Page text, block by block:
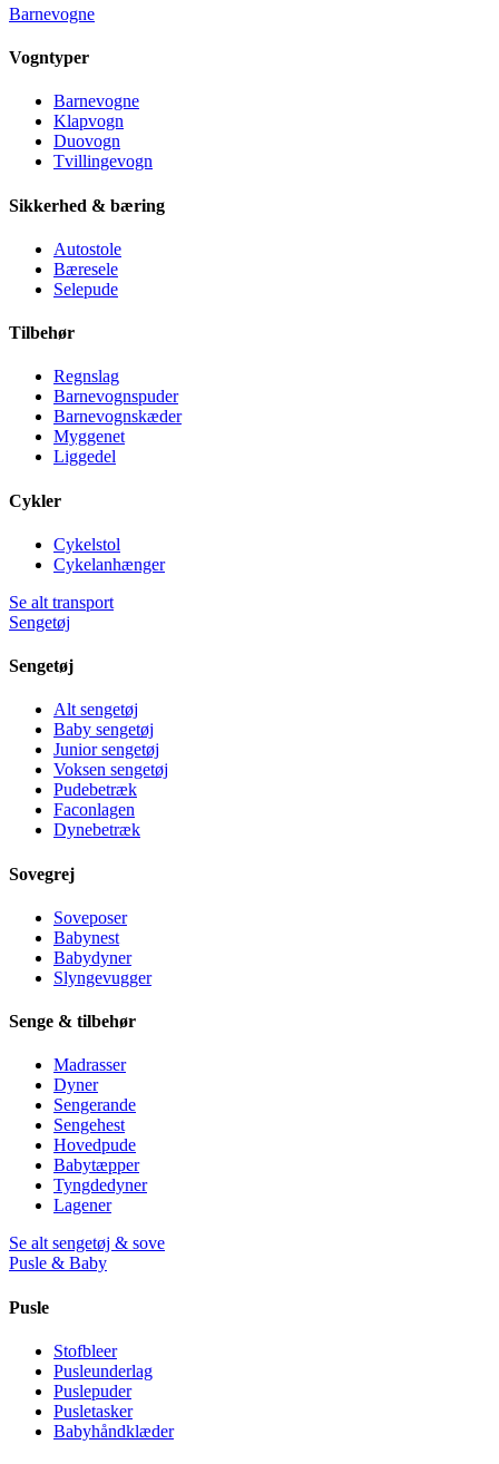
Barnevogne
Vogntyper
Barnevogne
Klapvogn
Duovogn
Tvillingevogn
Sikkerhed & bæring
Autostole
Bæresele
Selepude
Tilbehør
Regnslag
Barnevognspuder
Barnevognskæder
Myggenet
Liggedel
Cykler
Cykelstol
Cykelanhænger
Se alt transport
Sengetøj
Sengetøj
Alt sengetøj
Baby sengetøj
Junior sengetøj
Voksen sengetøj
Pudebetræk
Faconlagen
Dynebetræk
Sovegrej
Soveposer
Babynest
Babydyner
Slyngevugger
Senge & tilbehør
Madrasser
Dyner
Sengerande
Sengehest
Hovedpude
Babytæpper
Tyngdedyner
Lagener
Se alt sengetøj & sove
Pusle & Baby
Pusle
Stofbleer
Pusleunderlag
Puslepuder
Pusletasker
Babyhåndklæder